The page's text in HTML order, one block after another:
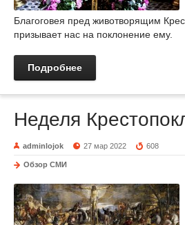
Благоговея пред животворящим
призывает нас на поклонение ему.
Подробнее
Неделя
adminlojok 27 мар 2022 608
Обзор СМИ